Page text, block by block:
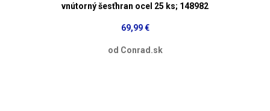
vnútorný šesťhran ocel 25 ks; 148982
69,99 €
od Conrad.sk